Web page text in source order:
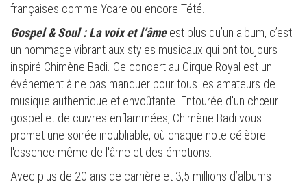
françaises comme Ycare ou encore Tété.
Gospel & Soul : La voix et l’âmeest plus qu’un album, c’est
un hommage vibrant aux styles musicaux qui ont toujours
inspiré Chimène Badi. Ce concert au Cirque Royal est un
événement à ne pas manquer pour tous les amateurs de
musique authentique et envoûtante. Entourée d'un chœur
gospel et de cuivres enflammées, Chimène Badi vous
promet une soirée inoubliable, où chaque note célèbre
l'essence même de l'âme et des émotions.
Avec plus de 20 ans de carrière et 3,5 millions d’albums